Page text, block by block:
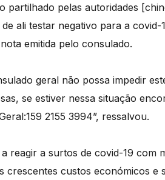
partilhado pelas autoridades
ali testar negativo para a
emitida pelo consulado.
geral não possa impedir
se estiver nessa situação
2155 3994”, ressalvou.
reagir a surtos de covid-19 com
crescentes custos económicos e